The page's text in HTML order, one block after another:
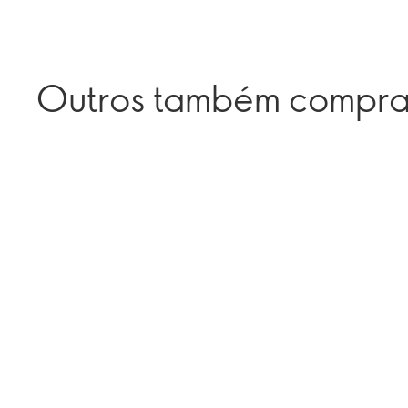
Outros também